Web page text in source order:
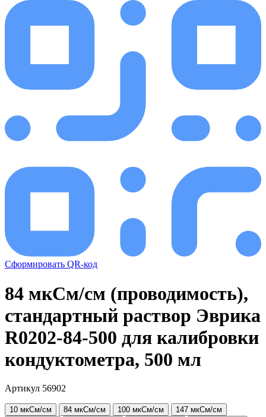
Сформировать QR-код
84 мкСм/см (проводимость),
стандартный раствор Эврика
R0202-84-500 для калибровки
кондуктометра, 500 мл
Артикул 56902
10 мкСм/см 84 мкСм/см 100 мкСм/см
147 мкСм/см